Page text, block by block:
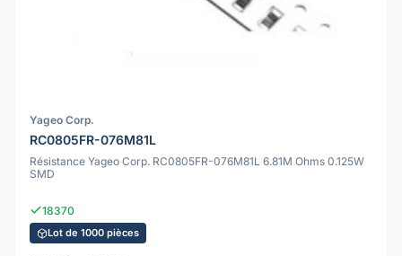
Yageo Corp.
RC0805FR-076M81L
Résistance Yageo Corp. RC0805FR-076M81L 6.81M Ohms 0.125W
SMD
18370
Lot de 1000 pièces